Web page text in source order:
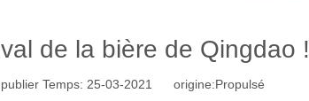
de la bière de Qingdao !
Temps: 25-03-2021 origine:Propulsé